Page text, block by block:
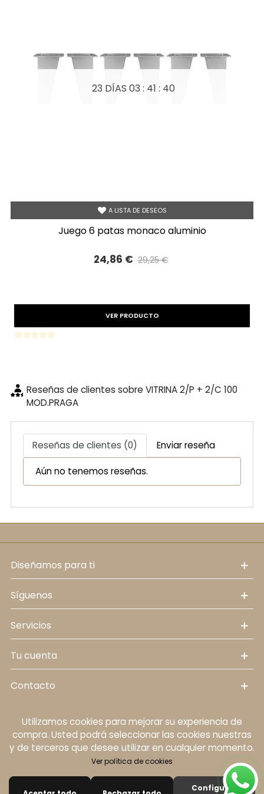
A LISTA DE DESEOS
23 DÍAS03 : 41 : 39
juego 6 patas monaco aluminio
24,86 € 29,25 €
VER PRODUCTO
Reseñas de clientes sobre VITRINA 2/P + 2/C 100
MOD.PRAGA
Reseñas de clientes (0) Enviar reseña
Aún no tenemos reseñas.
diseñamos para ti
síguenos
servicios
tu cuenta
contacto
Política de cookies Aviso legal
Política de
protección de datos personales
Términos y
condiciones
© 2024 Diseño de Mobelstore.
Utilizamos cookies para mejorar su experiencia de
compra. Usted podrá seleccionar las cookies nuestras
y de terceros que desee utilizar en cualquier momento.
Ver política de cookies
Configurar